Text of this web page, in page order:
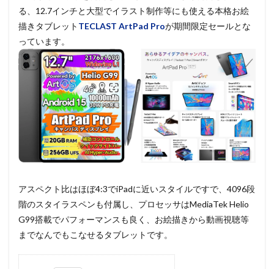
る、12.7インチと大型でイラスト制作等にも使える本格お絵
描きタブレット TECLAST ArtPad Proが期間限定セールとな
っています。
アスペクト比はほぼ4:3でiPadに近いスタイルですで、4096段
階のスタイラスペンも付属し、プロセッサはMediaTek Helio
G99搭載でパフォーマンスも良く、お絵描きから動画視聴等
までなんでもこなせるタブレットです。